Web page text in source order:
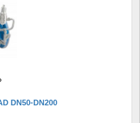
DN50-DN200